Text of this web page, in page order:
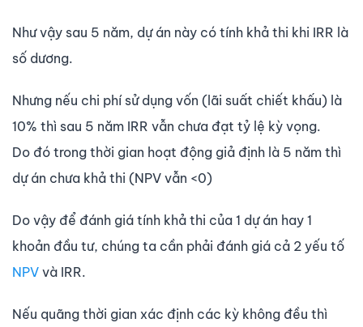
Như vậy sau 5 năm, dự án này có tính khả thi khi IRR là
số dương.
Nhưng nếu chi phí sử dụng vốn (lãi suất chiết khấu) là
10% thì sau 5 năm IRR vẫn chưa đạt tỷ lệ kỳ vọng.
Do đó trong thời gian hoạt động giả định là 5 năm thì
dự án chưa khả thi (NPV vẫn <0)
Do vậy để đánh giá tính khả thi của 1 dự án hay 1
khoản đầu tư, chúng ta cần phải đánh giá cả 2 yếu tố
NPV và IRR.
Nếu quãng thời gian xác định các kỳ không đều thì